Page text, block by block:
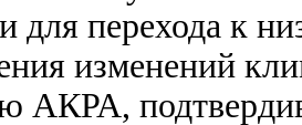
для перехода к
изменений
АКРА,